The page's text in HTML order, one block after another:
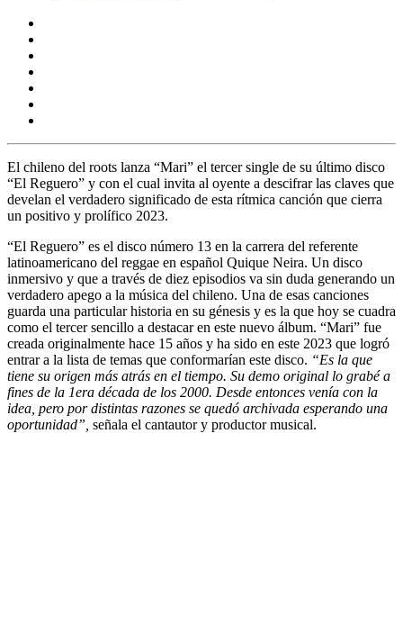
El chileno del roots lanza “Mari” el tercer single de su último disco
“El Reguero” y con el cual invita al oyente a descifrar las claves que
develan el verdadero significado de esta rítmica canción que cierra
un positivo y prolífico 2023.
“El Reguero” es el disco número 13 en la carrera del referente
latinoamericano del reggae en español Quique Neira. Un disco
inmersivo y que a través de diez episodios va sin duda generando un
verdadero apego a la música del chileno. Una de esas canciones
guarda una particular historia en su génesis y es la que hoy se cuadra
como el tercer sencillo a destacar en este nuevo álbum. “Mari” fue
creada originalmente hace 15 años y ha sido en este 2023 que logró
entrar a la lista de temas que conformarían este disco. “Es la que
tiene su origen más atrás en el tiempo. Su demo original lo grabé a
fines de la 1era década de los 2000. Desde entonces venía con la
idea, pero por distintas razones se quedó archivada esperando una
oportunidad”, señala el cantautor y productor musical.